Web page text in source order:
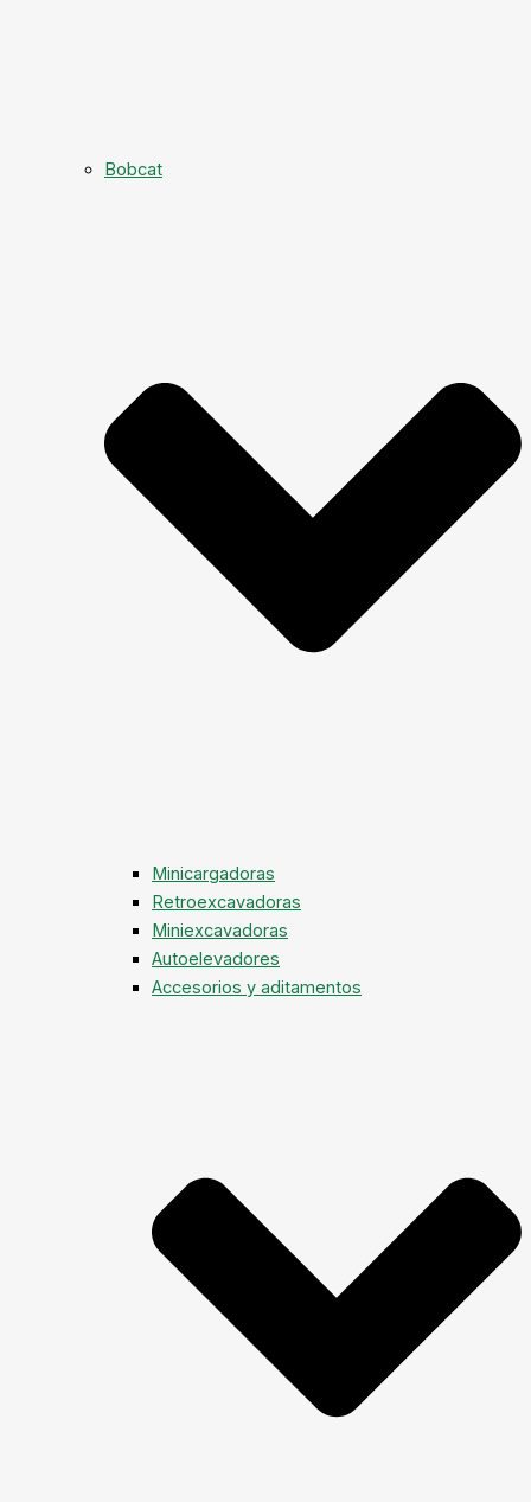
Bobcat
Minicargadoras
Retroexcavadoras
Miniexcavadoras
Autoelevadores
Accesorios y aditamentos